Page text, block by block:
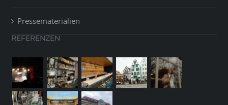
Pressematerialien
REFERENZEN